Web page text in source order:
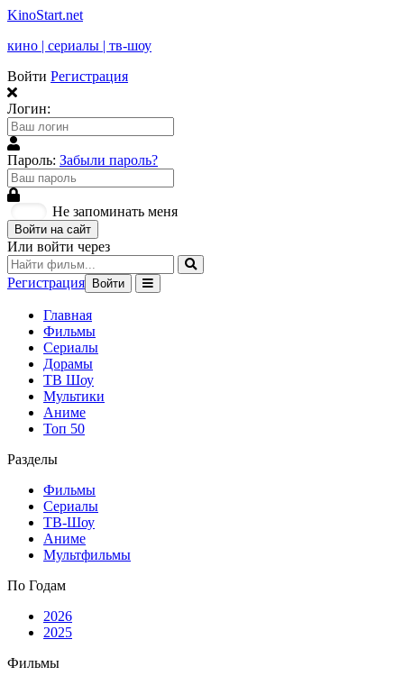
KinoStart.net
кино | сериалы | тв-шоу
Войти Регистрация
Логин:
Пароль: Забыли пароль?
Не запоминать меня
Войти на сайт
Или войти через
Регистрация Войти
Главная
Фильмы
Сериалы
Дорамы
ТВ Шоу
Мультики
Аниме
Топ 50
Разделы
Фильмы
Сериалы
ТВ-Шоу
Аниме
Мультфильмы
По Годам
2026
2025
Фильмы